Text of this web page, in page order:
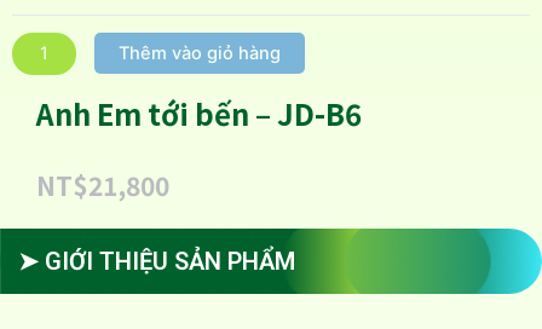
Thêm vào giỏ hàng
Anh Em tới bến – JD-B6
NT$21,800
➤ GIỚI THIỆU SẢN PHẨM